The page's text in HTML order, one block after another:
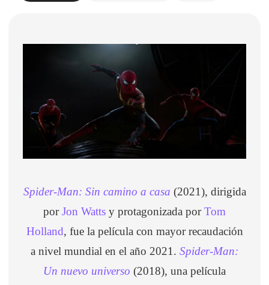
Spider-Man: Sin camino a casa (2021), dirigida
porJon Watts y protagonizada porTom
Holland, fue la película con mayor recaudación
a nivel mundial en el año 2021. Spider-Man:
Un nuevo universo (2018), una película